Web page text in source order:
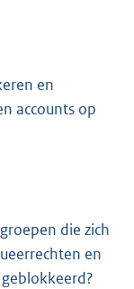
en
accounts op
die zich
en